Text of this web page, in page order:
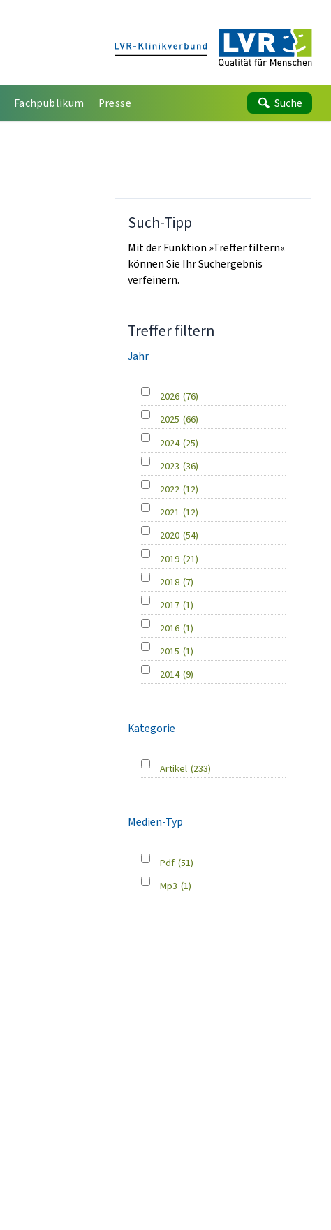
Fachpublikum Presse Suche
Such-Tipp
Mit der Funktion »Treffer filtern«
können Sie Ihr Suchergebnis
verfeinern.
Treffer filtern
Jahr
2026 (76)
2025 (66)
2024 (25)
2023 (36)
2022 (12)
2021 (12)
2020 (54)
2019 (21)
2018 (7)
2017 (1)
2016 (1)
2015 (1)
2014 (9)
Kategorie
Artikel (233)
Medien-Typ
Pdf (51)
Mp3 (1)